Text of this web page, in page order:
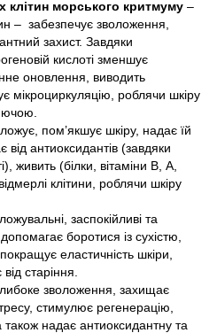
клітин морського критмуму –
– забезпечує зволоження,
захист. Завдяки
кислоті зменшує
оновлення, виводить
мікроциркуляцію, роблячи шкіру
пом’якшує шкіру, надає їй
антиоксидантів (завдяки
живить (білки, вітаміни В, А,
клітини, роблячи шкіру
заспокійливі та
боротися із сухістю,
еластичність шкіри,
старіння.
зволоження, захищає
стимулює регенерацію,
надає антиоксидантну та